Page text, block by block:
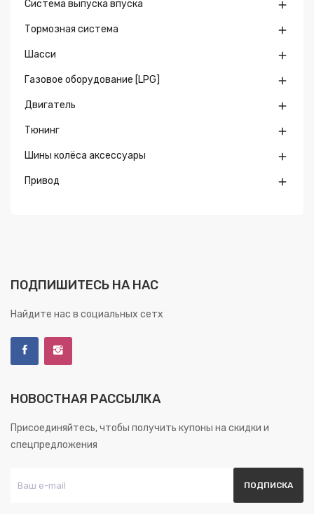
Система выпуска впуска 
Тормозная система 
Шасси 
Газовое оборудование [LPG] 
Двигатель 
Тюнинг 
Шины колёса аксессуары 
Привод 
ПОДПИШИТЕСЬ НА НАС
Найдите нас в социальных сетх
НОВОСТНАЯ РАССЫЛКА
Присоединяйтесь, чтобы получить купоны на скидки и
спецпредложения